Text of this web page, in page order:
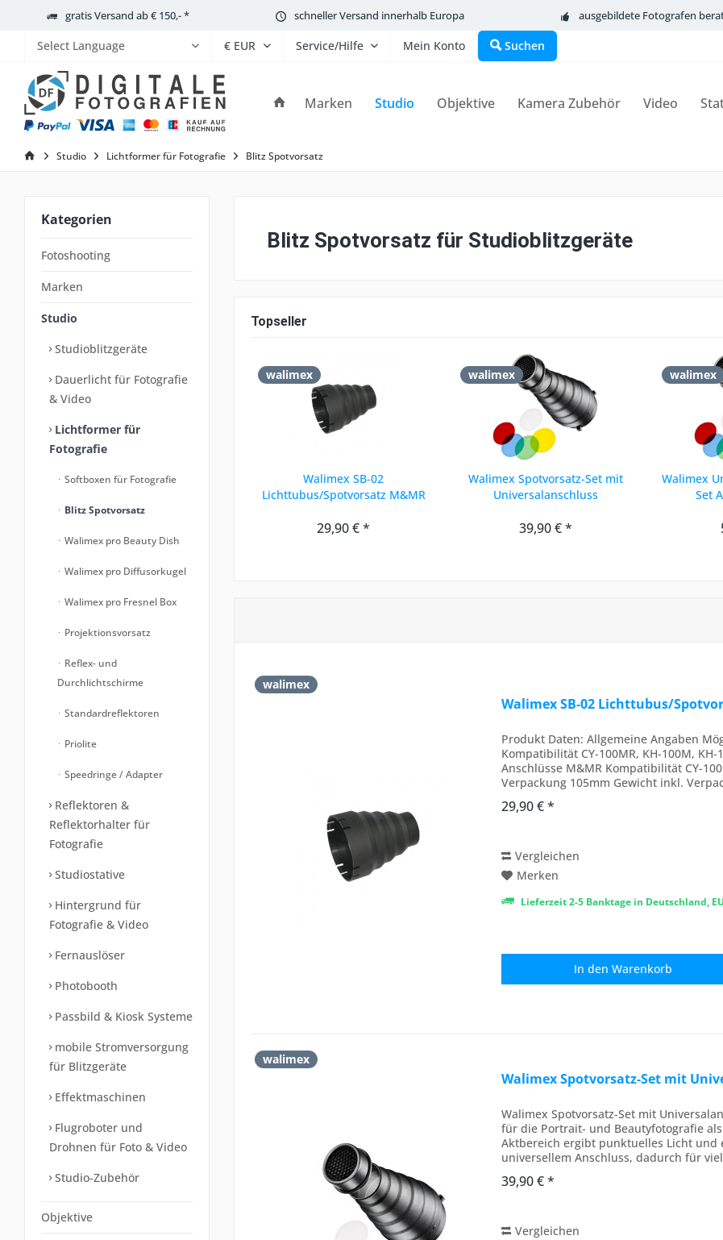
gratis Versand ab € 150,- * schneller Versand innerhalb Europa ausgebildete Fotografen
Powered by
Service/Hilfe Mein Konto Suchen
Marken Studio Objektive Kamera Zubehör Video
Studio Lichtformer für Fotografie Blitz Spotvorsatz
Kategorien
Fotoshooting
Marken
Studio
Studioblitzgeräte
Dauerlicht für Fotografie
& Video
Lichtformer für
Fotografie
Softboxen für Fotografie
Blitz Spotvorsatz
Walimex pro Beauty Dish
Walimex pro Diffusorkugel
Walimex pro Fresnel Box
Projektionsvorsatz
Reflex- und
Durchlichtschirme
Standardreflektoren
Priolite
Speedringe / Adapter
Reflektoren &
Reflektorhalter für
Fotografie
Studiostative
Hintergrund für
Fotografie & Video
Fernauslöser
Photobooth
Passbild & Kiosk Systeme
mobile Stromversorgung
für Blitzgeräte
Effektmaschinen
Flugroboter und
Drohnen für Foto & Video
Studio-Zubehör
Objektive
Blitz Spotvorsatz für Studioblitzgeräte
Topseller
walimex
Walimex SB-02
Lichttubus/Spotvorsatz M&MR
29,90 € *
walimex
Walimex Spotvorsatz-Set mit
Universalanschluss
39,90 € *
walimex
Walimex
Set
walimex
Walimex SB-02 Lichttubus/
Produkt Daten: Allgemeine Angaben
Kompatibilität CY-100MR, KH-100M,
Anschlüsse M&MR Kompatibilität CY-
Verpackung 105mm Gewicht inkl.
29,90 € *
Vergleichen
Merken
Lieferzeit 2-5 Banktage in Deutschland,
In den Warenkorb
walimex
Walimex Spotvorsatz-Set mit
Walimex Spotvorsatz-Set mit
für die Portrait- und Beautyfotografie
Aktbereich ergibt punktuelles Licht und
universellem Anschluss, dadurch für
39,90 € *
Vergleichen